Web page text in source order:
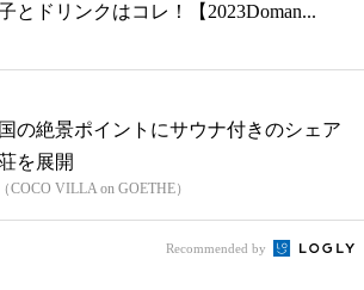
とドリンクはコレ！【2023Doman...
の絶景ポイントにサウナ付きのシェア
を展開
COCO VILLA on GOETHE）
Recommended by